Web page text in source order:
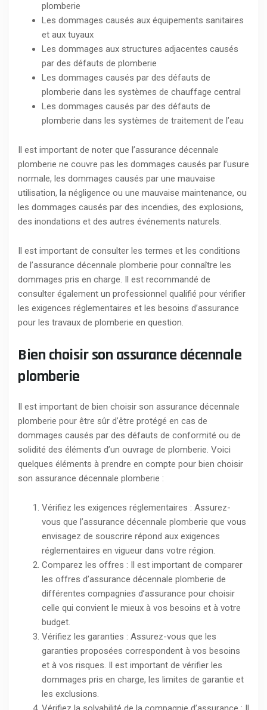
plomberie
Les dommages causés aux équipements sanitaires
et aux tuyaux
Les dommages aux structures adjacentes causés
par des défauts de plomberie
Les dommages causés par des défauts de
plomberie dans les systèmes de chauffage central
Les dommages causés par des défauts de
plomberie dans les systèmes de traitement de l’eau
Il est important de noter que l’assurance décennale
plomberie ne couvre pas les dommages causés par l’usure
normale, les dommages causés par une mauvaise
utilisation, la négligence ou une mauvaise maintenance, ou
les dommages causés par des incendies, des explosions,
des inondations et des autres événements naturels.
Il est important de consulter les termes et les conditions
de l’assurance décennale plomberie pour connaître les
dommages pris en charge. Il est recommandé de
consulter également un professionnel qualifié pour vérifier
les exigences réglementaires et les besoins d’assurance
pour les travaux de plomberie en question.
Bien choisir son assurance décennale
plomberie
Il est important de bien choisir son assurance décennale
plomberie pour être sûr d’être protégé en cas de
dommages causés par des défauts de conformité ou de
solidité des éléments d’un ouvrage de plomberie. Voici
quelques éléments à prendre en compte pour bien choisir
son assurance décennale plomberie :
Vérifiez les exigences réglementaires : Assurez-
vous que l’assurance décennale plomberie que vous
envisagez de souscrire répond aux exigences
réglementaires en vigueur dans votre région.
Comparez les offres : Il est important de comparer
les offres d’assurance décennale plomberie de
différentes compagnies d’assurance pour choisir
celle qui convient le mieux à vos besoins et à votre
budget.
Vérifiez les garanties : Assurez-vous que les
garanties proposées correspondent à vos besoins
et à vos risques. Il est important de vérifier les
dommages pris en charge, les limites de garantie et
les exclusions.